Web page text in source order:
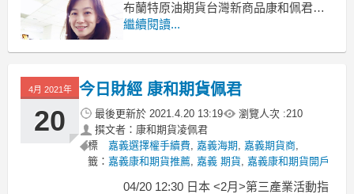
布蘭特原油期貨台灣新商品康和佩君介
紹
原油期貨、輕原油CL、小輕原油QM保
交易時間??
繼續閱讀...
4月 2021年
20
今日財經 康和期貨佩君
最後更新於 2021.4.20 13:19 瀏覽人次 :210
撰文者：康和期貨凌佩君
標
籤：
嘉義選擇權手續費, 嘉義海期, 嘉義期貨商,
嘉義康和期貨推薦, 嘉義 期貨, 嘉義康和期貨開戶
04/20 12:30 日本 <2月>第三產業活動指